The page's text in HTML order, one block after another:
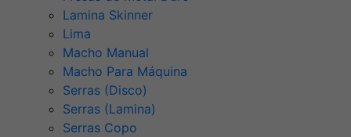
Lamina Skinner
Lima
Macho Manual
Macho Para Máquina
Serras (Disco)
Serras (Lamina)
Serras Copo